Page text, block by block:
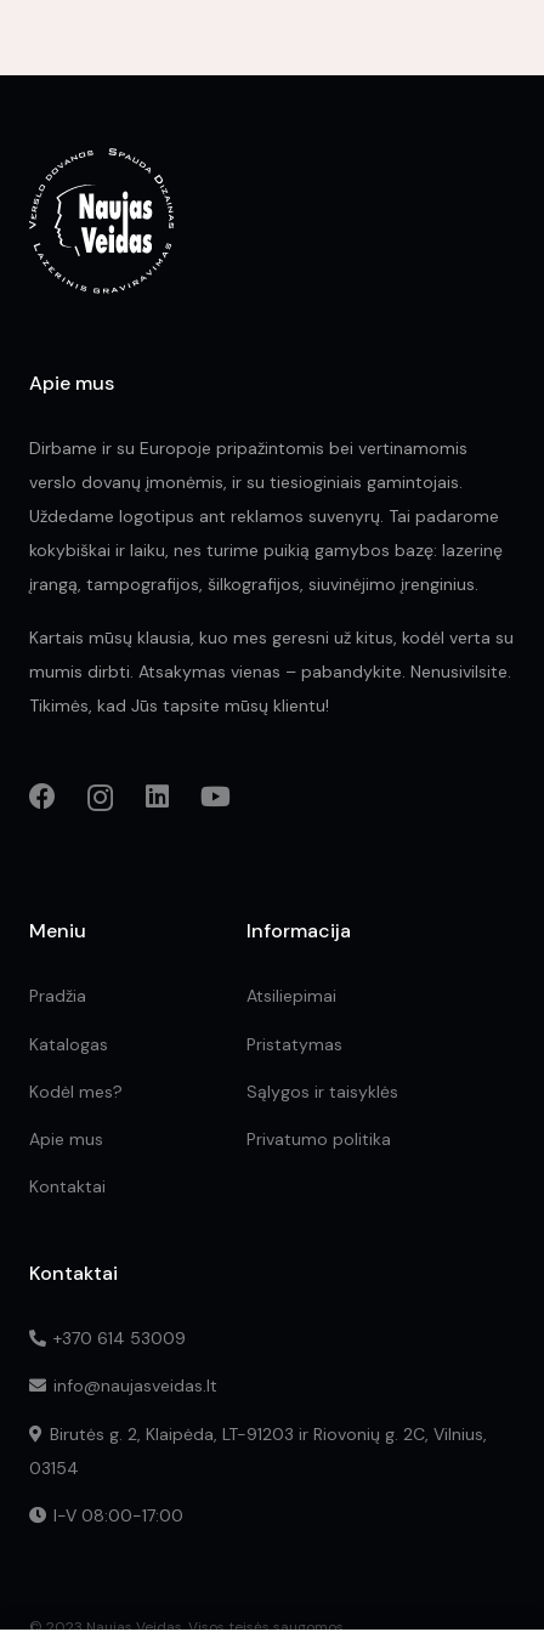
Apie mus
Dirbame ir su Europoje pripažintomis bei vertinamomis
verslo dovanų įmonėmis, ir su tiesioginiais gamintojais.
Uždedame logotipus ant reklamos suvenyrų. Tai padarome
kokybiškai ir laiku, nes turime puikią gamybos bazę: lazerinę
įrangą, tampografijos, šilkografijos, siuvinėjimo įrenginius.
Kartais mūsų klausia, kuo mes geresni už kitus, kodėl verta su
mumis dirbti. Atsakymas vienas – pabandykite. Nenusivilsite.
Tikimės, kad Jūs tapsite mūsų klientu!
Meniu
Pradžia
Katalogas
Kodėl mes?
Apie mus
Kontaktai
Informacija
Atsiliepimai
Pristatymas
Sąlygos ir taisyklės
Privatumo politika
Kontaktai
+370 614 53009
info@naujasveidas.lt
Birutės g. 2, Klaipėda, LT-91203 ir Riovonių g. 2C, Vilnius,
03154
I-V 08:00-17:00
© 2023 Naujas Veidas. Visos teisės saugomos.